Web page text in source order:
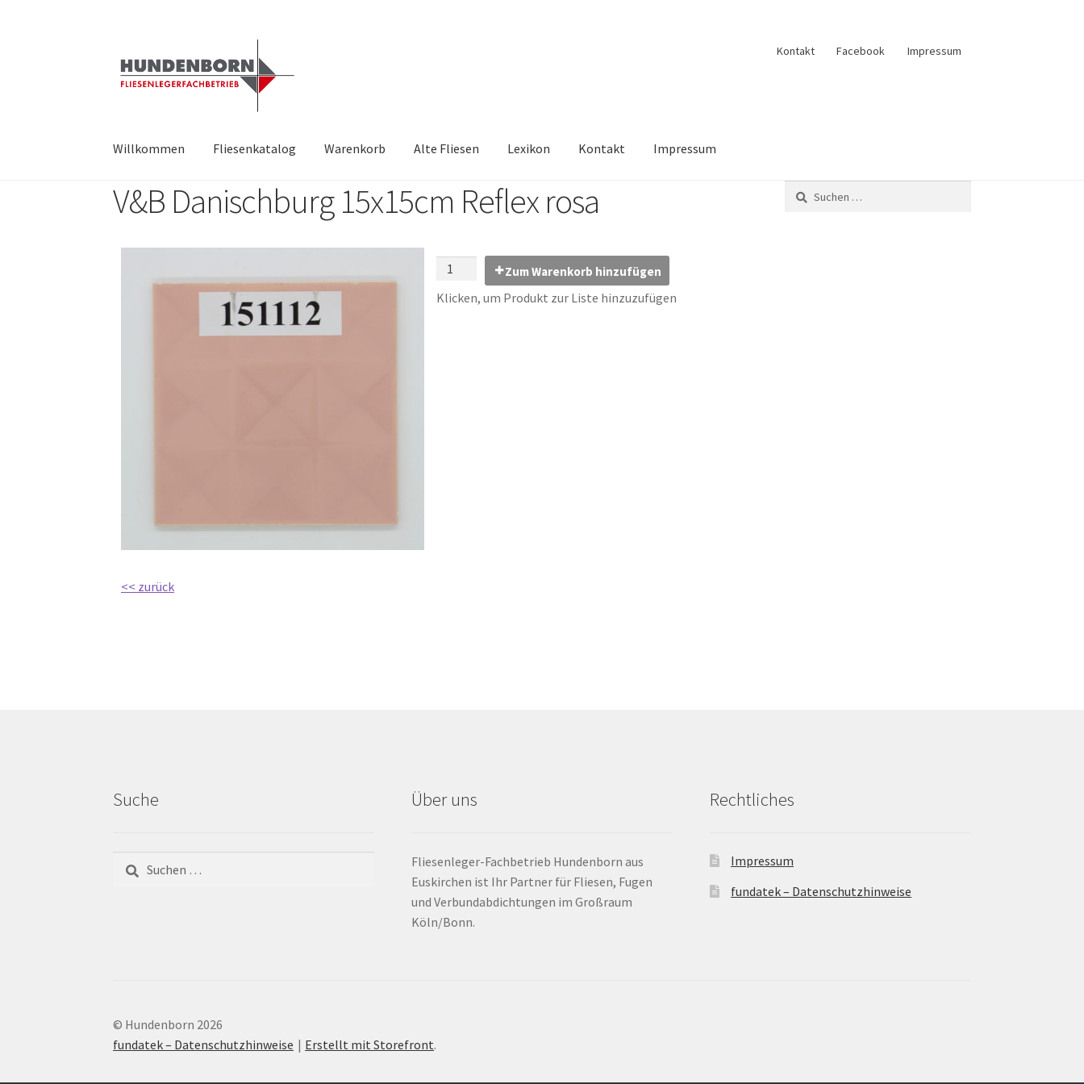
Kontakt Facebook Impressum
Willkommen Fliesenkatalog Warenkorb Alte Fliesen Lexikon Kontakt Impressum
StartAlte Fliesen, Vintage Fliesen, Reservefliesen, Austauschfliesen, Retrofliesen, Historische Fliesen Ankauf und Verkauf Anfrage senden
fundatek – DatenschutzhinweiseImpressumKontaktLexikon
V&B Danischburg 15x15cm Reflex rosa
Zum Warenkorb hinzufügen
Klicken, um Produkt zur Liste hinzuzufügen
<< zurück
Suche Über uns
Fliesenleger-Fachbetrieb Hundenborn aus
Euskirchen ist Ihr Partner für Fliesen, Fugen
und Verbundabdichtungen im Großraum
Köln/Bonn.
Rechtliches
Impressum
fundatek – Datenschutzhinweise
© Hundenborn 2026
fundatek – Datenschutzhinweise
Erstellt mit Storefront.